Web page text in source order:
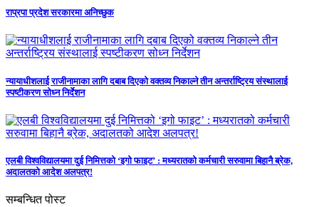
राप्रपा प्रदेश सरकारमा अनिच्छुक
न्यायाधीशलाई राजीनामाका लागि दबाब दिएको वक्तव्य निकाल्ने तीन अन्तर्राष्ट्रिय संस्थालाई
स्पष्टीकरण सोध्न निर्देशन
एलबी विश्वविद्यालयमा दुई निमित्तको ‘इगो फाइट’ : मध्यरातको कर्मचारी सरुवामा बिहानै ब्रेक,
अदालतको आदेश अलपत्र!
सम्बन्धित पोस्ट